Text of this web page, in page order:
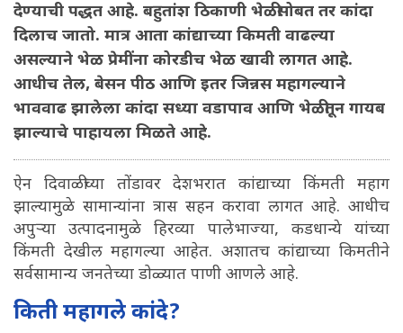
देण्याची पद्धत आहे. बहुतांश ठिकाणी भेळीसोबत तर कांदा
दिलाच जातो. मात्र आता कांद्याच्या किमती वाढल्या
असल्याने भेळ प्रेमींना कोरडीच भेळ खावी लागत आहे.
आधीच तेल, बेसन पीठ आणि इतर जिन्नस महागल्याने
भाववाढ झालेला कांदा सध्या वडापाव आणि भेळीतून गायब
झाल्याचे पाहायला मिळते आहे.
ऐन दिवाळीच्या तोंडावर देशभरात कांद्याच्या किंमती महाग
झाल्यामुळे सामान्यांना त्रास सहन करावा लागत आहे. आधीच
अपुऱ्या उत्पादनामुळे हिरव्या पालेभाज्या, कडधान्ये यांच्या
किंमती देखील महागल्या आहेत. अशातच कांद्याच्या किमतीने
सर्वसामान्य जनतेच्या डोळ्यात पाणी आणले आहे.
किती महागले कांदे?